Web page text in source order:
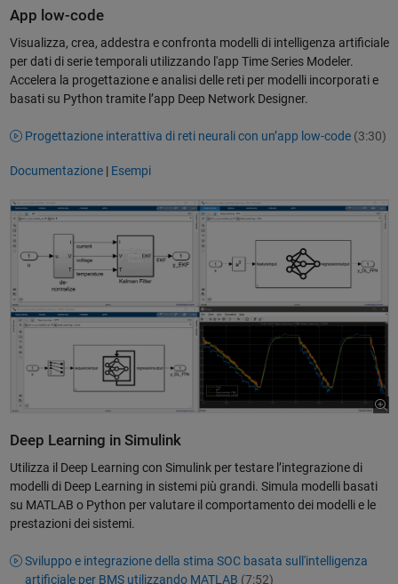
App low-code
Visualizza, crea, addestra e confronta modelli di intelligenza artificiale
per dati di serie temporali utilizzando l'app Time Series Modeler.
Accelera la progettazione e analisi delle reti per modelli incorporati e
basati su Python tramite l’app Deep Network Designer.
Progettazione interattiva di reti neurali con un’app low-code (3:30)
Documentazione| Esempi
Deep Learning in Simulink
Utilizza il Deep Learning con Simulink per testare l’integrazione di
modelli di Deep Learning in sistemi più grandi. Simula modelli basati
su MATLAB o Python per valutare il comportamento dei modelli e le
prestazioni dei sistemi.
Sviluppo e integrazione della stima SOC basata sull'intelligenza
artificiale per BMS utilizzando MATLAB (7:52)